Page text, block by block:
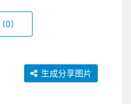
(0)
生成分享图片